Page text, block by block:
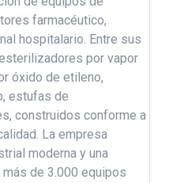
farmacéutico,
hospitalario. Entre sus
por vapor
óxido de etileno,
estufas de
construidos conforme a
La empresa
moderna y una
de 3.000 equipos